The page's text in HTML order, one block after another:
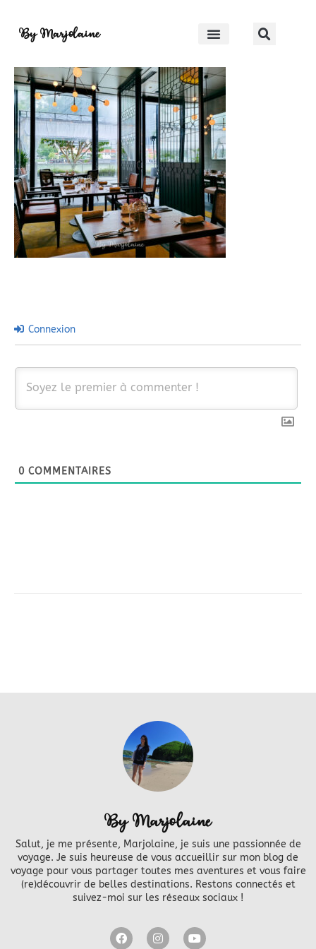
By Marjolaine
Connexion
0 COMMENTAIRES
By Marjolaine
Salut, je me présente, Marjolaine, je suis une passionnée de
voyage. Je suis heureuse de vous accueillir sur mon blog de
voyage pour vous partager toutes mes aventures et vous faire
(re)découvrir de belles destinations. Restons connectés et
suivez-moi sur les réseaux sociaux !